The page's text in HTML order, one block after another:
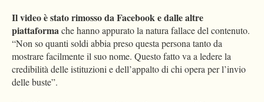
Il video è stato rimosso da Facebook e dalle altre
piattaformache hanno appurato la natura fallace del contenuto.
“Non so quanti soldi abbia preso questa persona tanto da
mostrare facilmente il suo nome. Questo fatto va a ledere la
credibilità delle istituzioni e dell’appalto di chi opera per l’invio
delle buste”.